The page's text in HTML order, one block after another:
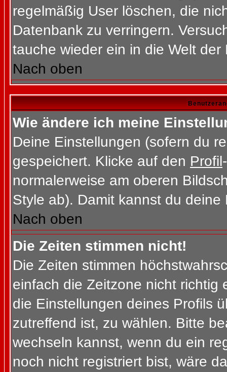
regelmäßig User löschen, die
Datenbank zu verringern.
tauche wieder ein in die Welt der
Nach oben
Wie ändere ich meine
Deine Einstellungen (sofern du
gespeichert. Klicke auf den Profil
normalerweise am oberen
Style ab). Damit kannst du
Nach oben
Die Zeiten stimmen nicht!
Die Zeiten stimmen
einfach die Zeitzone nicht richtig
die Einstellungen deines Profils
zutreffend ist, zu wählen. Bitte
wechseln kannst, wenn du ein
noch nicht registriert bist, wäre